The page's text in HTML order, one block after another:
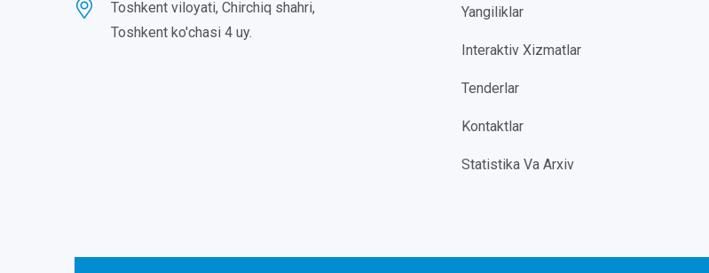
Toshkent viloyati, Chirchiq shahri,
Toshkent ko'chasi 4 uy.
Yangiliklar
Interaktiv Xizmatlar
Tenderlar
Kontaktlar
Statistika Va Arxiv